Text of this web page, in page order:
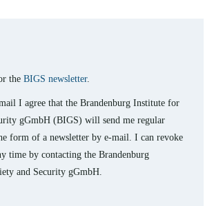
the BIGS newsletter.
I agree that the Brandenburg Institute for
gGmbH (BIGS) will send me regular
form of a newsletter by e-mail. I can revoke
time by contacting the Brandenburg
and Security gGmbH.